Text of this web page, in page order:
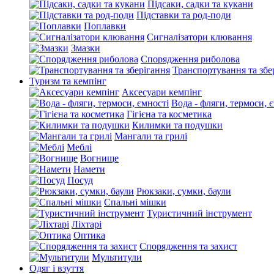
Підсаки, садки та кукани
Підставки та род-поди
Поплавки
Сигналізатори клювання
Змазки
Спорядження риболова
Транспортування та
Туризм та кемпінг
Аксесуари кемпінг
Вода - фляги, термоси,
Гігієна та косметика
Килимки та подушки
Мангали та грилі
Меблі
Вогнище
Намети
Посуд
Рюкзаки, сумки, баули
Спальні мішки
Туристичний інструмент
Ліхтарі
Оптика
Спорядження та захист
Мультитули
Одяг і взуття